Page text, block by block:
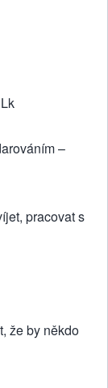
–
pracovat s
že by někdo